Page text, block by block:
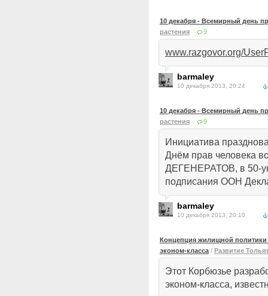
10 декабря - Всемирный день
растения
9
www.razgovor.org/
barmaley
10 декабря 2013, 20:24
10 декабря - Всемирный день
растения
9
Инициатива
Днём прав человека
ДЕГЕНЕРАТОВ, в 50-
подписания ООН
barmaley
10 декабря 2013, 20:10
Концепция жилищной политики
эконом-класса / Развитие
Этот Корбюзье
эконом-класса,